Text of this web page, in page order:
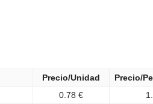
Precio/Unidad
Precio/
0.78 €